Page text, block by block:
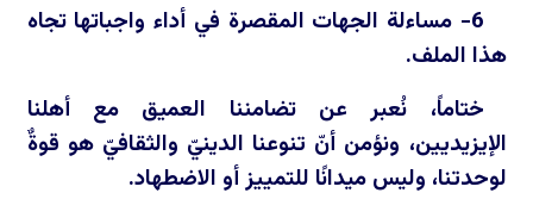
6- مساءلة الجهات المقصرة في أداء واجباتها تجاه
هذا الملف.
ختاماً، نُعبر عن تضامننا العميق مع أهلنا
الإيزيديين، ونؤمن أنّ تنوعنا الدينيّ والثقافيّ هو قوةٌ
لوحدتنا، وليس ميدانًا للتمييز أو الاضطهاد.